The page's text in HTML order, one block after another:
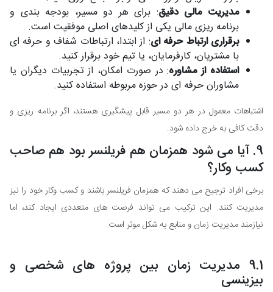
مدیریت مالی دقیق: برای هر دو مسیر، بودجه بندی و
برنامه ریزی مالی یکی از کلیدهای اصلی موفقیت است.
برقراری ارتباط حرفه ای: از ابتدا، ارتباطات شفاف و حرفه ای
با مشتریان، کارفرمایان، یا تیم خود برقرار کنید.
استفاده از مشاوره: در صورت امکان، از تجربیات دیگران یا
مشاوران حرفه ای در حوزه مربوطه استفاده کنید.
اشتباهات معمول در هر دو مسیر قابل پیشگیری هستند، اگر برنامه ریزی و
دقت کافی به خرج داده شود.
9. آیا می شود همزمان هم فریلنسر بود هم صاحب
کسب وکار؟
برخی افراد ترجیح می دهند که همزمان فریلنسر باشند و کسب وکار خود را نیز
مدیریت کنند. این ترکیب می تواند فرصت های متعددی ایجاد کند، اما
نیازمند مدیریت زمان و منابع به شکل موثر است.
9.1 مدیریت زمان بین پروژه های شخصی و
بیزینسی